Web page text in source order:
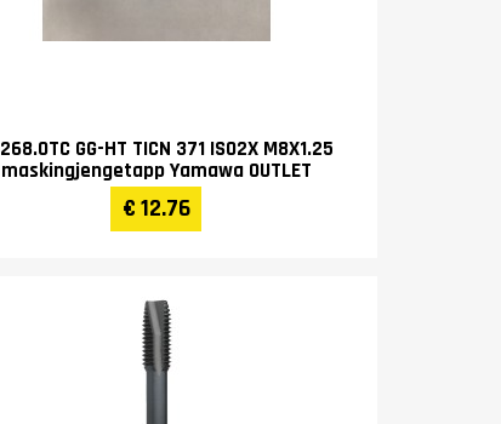
GG-HT TICN 371 ISO2X M8X1.25
maskingjengetapp Yamawa OUTLET
€ 12.76